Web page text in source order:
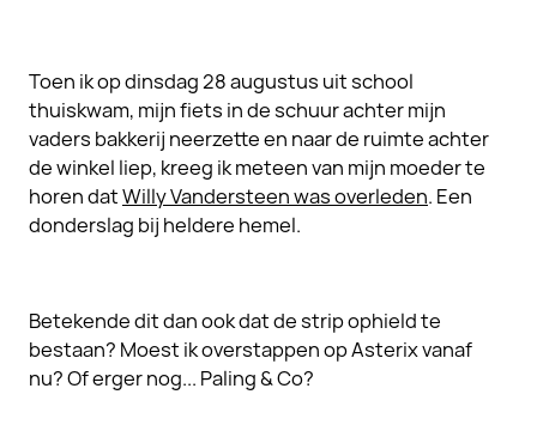
Toen ik op dinsdag 28 augustus uit school
thuiskwam, mijn fiets in de schuur achter mijn
vaders bakkerij neerzette en naar de ruimte achter
de winkel liep, kreeg ik meteen van mijn moeder te
horen datWilly Vandersteen was overleden. Een
donderslag bij heldere hemel.
Betekende dit dan ook dat de strip ophield te
bestaan? Moest ik overstappen op Asterix vanaf
nu? Of erger nog... Paling & Co?